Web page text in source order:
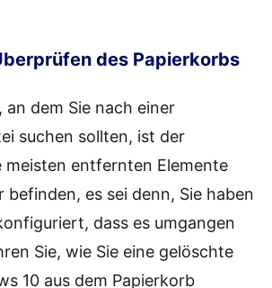
des Papierkorbs
dem Sie nach einer
suchen sollten, ist der
meisten entfernten Elemente
befinden, es sei denn, Sie haben
dass es umgangen
Sie, wie Sie eine gelöschte
10 aus dem Papierkorb